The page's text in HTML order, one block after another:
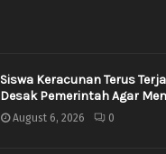
Siswa Keracunan Terus
Desak Pemerintah Agar
August 6, 2026 0